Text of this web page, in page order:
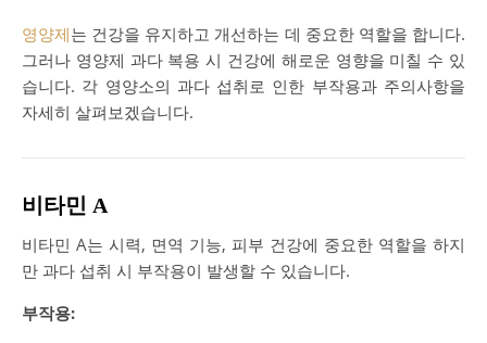
영양제는 건강을 유지하고 개선하는 데 중요한 역할을 합니다.
그러나 영양제 과다 복용 시 건강에 해로운 영향을 미칠 수 있
습니다. 각 영양소의 과다 섭취로 인한 부작용과 주의사항을
자세히 살펴보겠습니다.
비타민 A
비타민 A는 시력, 면역 기능, 피부 건강에 중요한 역할을 하지
만 과다 섭취 시 부작용이 발생할 수 있습니다.
부작용: